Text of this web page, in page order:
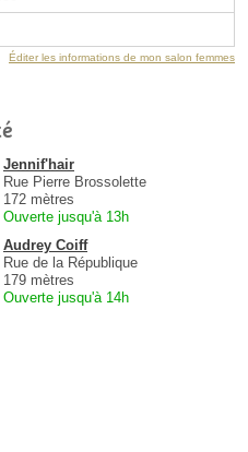
Éditer les informations de mon salon femmes
Jennif'hair
Rue Pierre Brossolette
172 mètres
Ouverte jusqu'à 13h
Audrey Coiff
Rue de la République
179 mètres
Ouverte jusqu'à 14h